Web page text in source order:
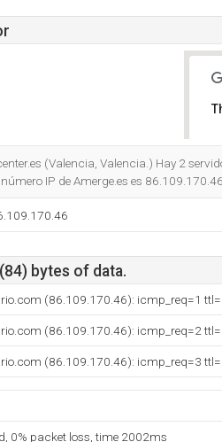
(Valencia, Valencia.) Hay 2
número IP de Amerge.es es 86.109.170.46.
bytes of data.
(86.109.170.46): icmp_req=1
(86.109.170.46): icmp_req=2
(86.109.170.46): icmp_req=3
0% packet loss, time 2002ms